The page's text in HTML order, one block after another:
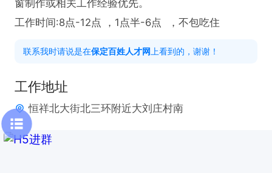
窗制作或相关工作经验优先。
工作时间:8点-12点 ，1点半-6点  ，不包吃住
联系我时请说是在保定百姓人才网 上看到的，谢谢！
工作地址
恒祥北大街北三环附近大刘庄村南